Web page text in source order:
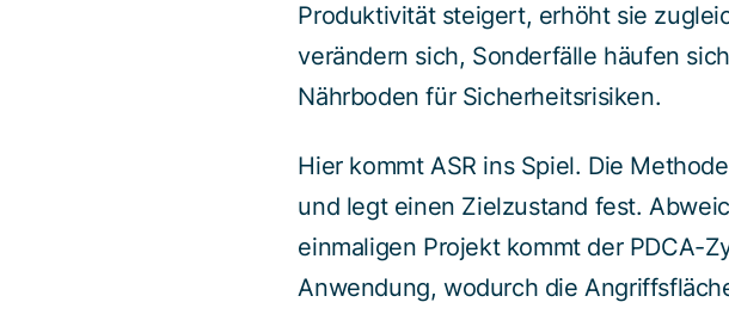
Produktivität steigert, erhöht sie
verändern sich, Sonderfälle häufen
Nährboden für Sicherheitsrisiken.
Hier kommt ASR ins Spiel. Die
und legt einen Zielzustand fest.
einmaligen Projekt kommt der PDCA-
Anwendung, wodurch die